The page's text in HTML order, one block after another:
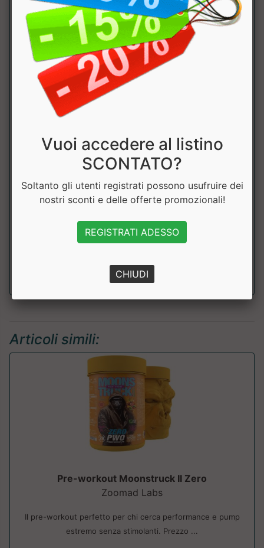
Vitamina B6 2mg 143%
Acido Folico 400mcg 200%
Calcio 300mg
AAKG
Creatina 1000mg
β-Alanina 1000mg
500mg
160mg
Articoli simili:
Pre-workout Moonstruck II Zero
Zoomad Labs
Il pre-workout perfetto per chi cerca performance e pump
estremo senza stimolanti. Prezzo ...
Vuoi accedere al listino
SCONTATO?
Soltanto gli utenti registrati possono usufruire dei
nostri sconti e delle offerte promozionali!
REGISTRATI ADESSO
CHIUDI